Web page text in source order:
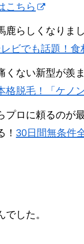
こちら
鹿らしくなりま
ビでも話題！
くない新型が羨
格脱毛！「ケノ
プロに頼るの
！ 30日間無条件
した。